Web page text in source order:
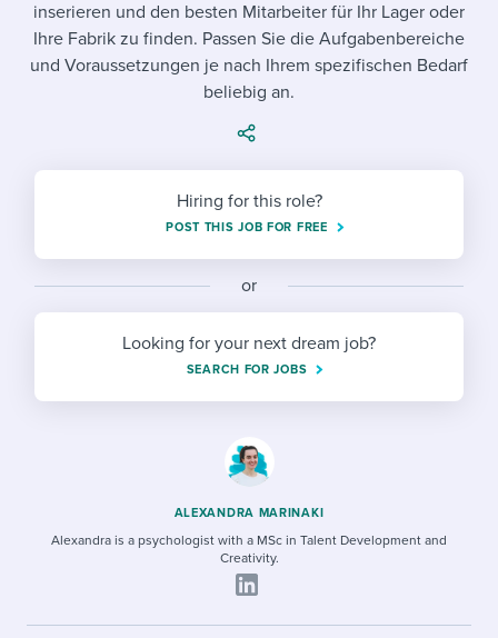
Evaluating candidates
Working together with others
Ensuring compliance
Finding and attracting people
Establishing an employer brand
Digitizing work processes
Candidate/employee experiences
Job description templates
Interview question templates
Step-by-step tutorials
Free ebooks & reports
HR terms
Workable Academy
I WANT TO LEARN ABOUT...
Applying for a job
Interview process
Career development
Modern working life
Workable customer stories
Explore Workable
Start a free trial
inserieren und den besten Mitarbeiter für Ihr Lager oder
Ihre Fabrik zu finden. Passen Sie die Aufgabenbereiche
und Voraussetzungen je nach Ihrem spezifischen Bedarf
beliebig an.
Hiring for this role?
POST THIS JOB FOR FREE
or
Looking for your next dream job?
SEARCH FOR JOBS
ALEXANDRA MARINAKI
Alexandra is a psychologist with a MSc in Talent Development and
Creativity.